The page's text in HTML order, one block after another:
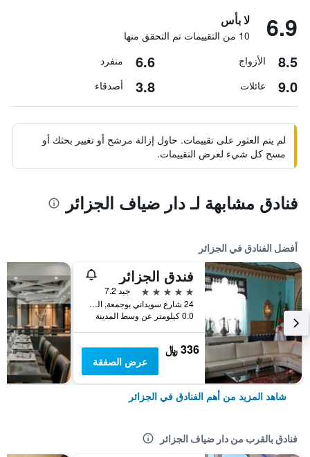
6.9 لا بأس
10 من التقييمات تم التحقق منها
8.5 الأزواج 6.6 منفرد
9.0 عائلات 3.8 أصدقاء
لم يتم العثور على تقييمات. حاول إزالة مرشح أو تغيير بحثك أو
مسح كل شيء لعرض التقييمات.
فنادق مشابهة لـ دار ضياف الجزائر
أفضل الفنادق في الجزائر
فندق الجزائر
5 نجوم
جيد 7.2
24 شارع سويداني بوجمعة, الجزائر, الجزائر
0.0 كيلومتر عن وسط المدينة
336 ﷼
عرض الصفقة
شاهد المزيد من أهم الفنادق في الجزائر
فنادق بالقرب من دار ضياف الجزائر